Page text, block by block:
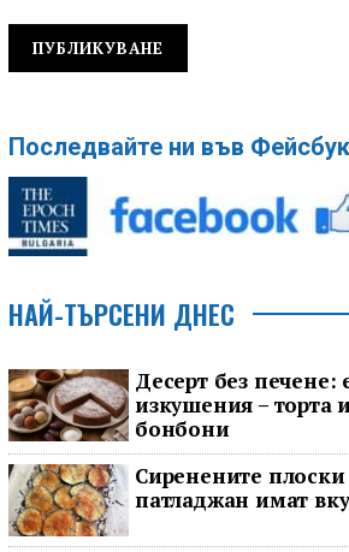
Последвайте ни във Фейсбук
НАЙ-ТЪРСЕНИ ДНЕС
Десерт без печене:
изкушения – торта
бонбони
Сиренените
патладжан имат